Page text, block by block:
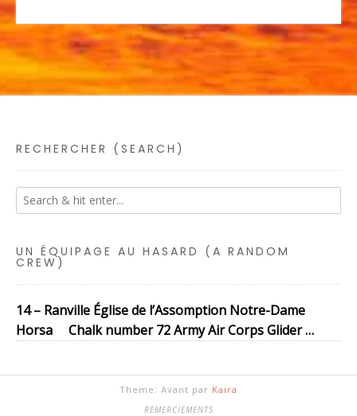
RECHERCHER (SEARCH)
UN ÉQUIPAGE AU HASARD (A RANDOM
CREW)
14 – Ranville Église de l’Assomption Notre-Dame
Horsa Chalk number 72 Army Air Corps Glider …
Theme: Avant par Kaira
REMERCIEMENTS